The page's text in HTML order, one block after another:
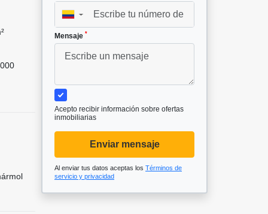
▼
Mensaje *
Acepto recibir información sobre ofertas
inmobiliarias
Enviar mensaje
Al enviar tus datos aceptas los Términos de
servicio y privacidad